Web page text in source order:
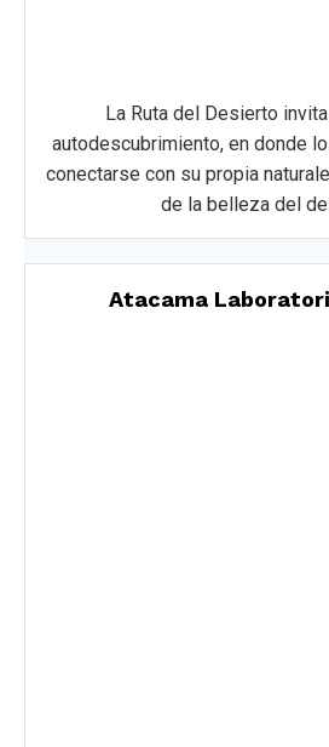
La Ruta del Desierto
autodescubrimiento, en donde
conectarse con su propia
de la belleza del
Atacama